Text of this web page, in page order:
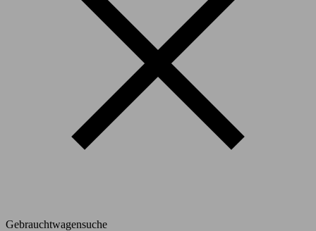
Gebrauchtwagensuche